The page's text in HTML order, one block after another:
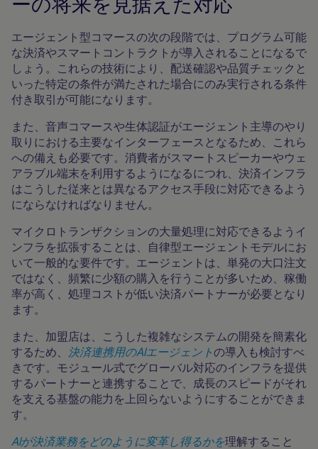
エージェント型コマースの次の段階では、プログラム可能
な決済やスマートコントラクトが導入されることになるで
しょう。これらの技術により、配送確認や品質チェックと
いった特定の条件が満たされた場合にのみ実行される条件
付き取引が可能になります。
また、音声コマースや生体認証がエージェント主導のやり
取りにおける主要なインターフェースとなるため、これら
への備えも必要です。消費者がスマートスピーカーやウェ
アラブル端末を利用するようになるにつれ、決済インフラ
はこうした従来とは異なるアクセス手段に対応できるよう
にならなければなりません。
マイクロトランザクションの大量処理に対応できるようイ
ンフラを拡張することは、自律型エージェントモデルにお
いて一般的な要件です。エージェントは、単発の大口注文
ではなく、頻繁に少額の購入を行うことが多いため、稼働
率が高く、処理コストが低い決済パートナーが必要となり
ます。
また、加盟店は、こうした複雑なシステムの開発を簡素化
するため、 決済連携用のAIエージェントの導入も検討すべ
きです。モジュール式でグローバル対応のインフラを提供
するパートナーと連携することで、成長のスピードがそれ
を支える基盤の能力を上回らないようにすることができま
す。
AIが決済業務をどのように変革し得るかを理解すること